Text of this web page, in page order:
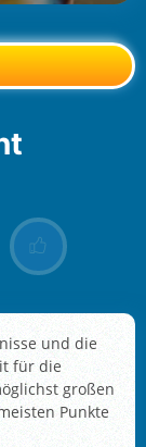
und die
für die
großen
Punkte